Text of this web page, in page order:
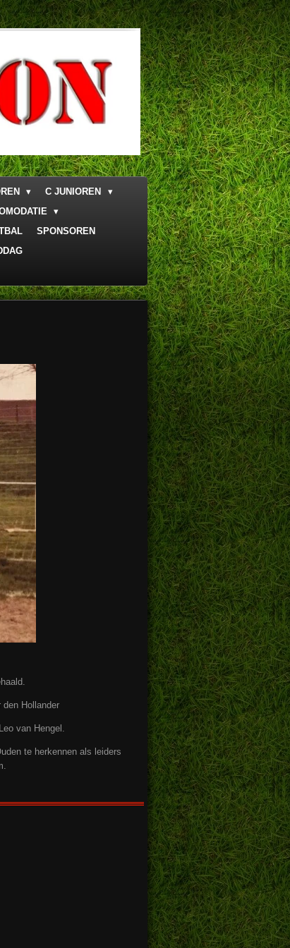
C JUNIOREN
SPONSOREN
Hollander
van Hengel.
te herkennen als leiders